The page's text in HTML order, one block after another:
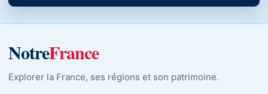
NotreFrance
Explorer la France, ses régions et son patrimoine.